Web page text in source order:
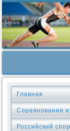
Главная
Соревнования
Российский